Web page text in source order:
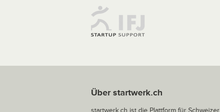
Über startwerk.ch
startwerk.ch ist die Plattform für Schweizer